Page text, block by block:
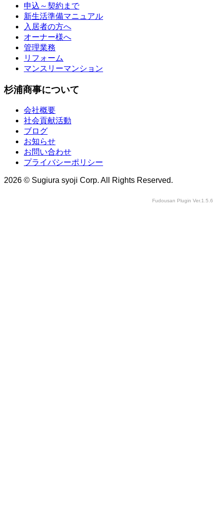
申込～契約まで
新生活準備マニュアル
入居者の方へ
オーナー様へ
管理業務
リフォーム
マンスリーマンション
杉浦商事について
会社概要
社会貢献活動
ブログ
お知らせ
お問い合わせ
プライバシーポリシー
2026 © Sugiura syoji Corp. All Rights Reserved.
Fudousan Plugin Ver.1.5.6